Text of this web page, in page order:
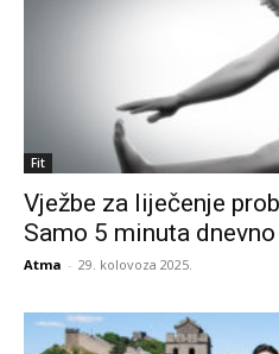
Fit
Vježbe za liječenje
Samo 5 minuta
Atma - 29. kolovoza 2025.